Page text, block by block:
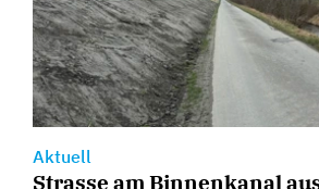
Aktuell
Strasse am Binnenkanal